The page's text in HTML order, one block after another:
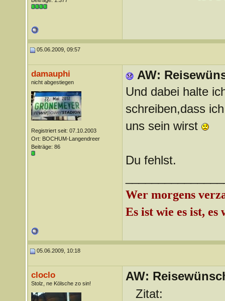
05.06.2009, 09:57
damauphi
nicht abgestiegen
Registriert seit: 07.10.2003
Ort: BOCHUM-Langendreer
Beiträge: 86
AW:
Und dabei halte
schreiben,dass
uns sein wirst
Du fehlst.
Wer morgens
Es ist wie es ist,
05.06.2009, 10:18
cloclo
Stolz, ne Kölsche zo sin!
AW:
Zitat: